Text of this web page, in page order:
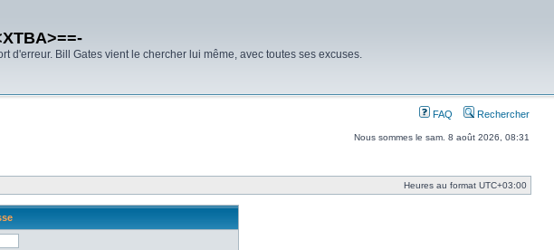
d'erreur. Bill Gates vient le chercher lui même, avec toutes ses excuses.
FAQ Rechercher
Nous sommes le sam. 8 août 2026, 08:31
Heures au format UTC+03:00